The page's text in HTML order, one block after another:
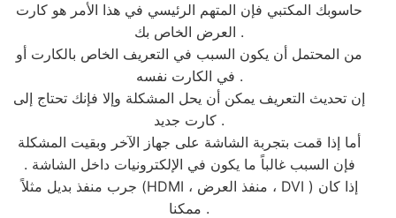
حاسوبك المكتبي فإن المتهم الرئيسي في هذا الأمر هو كارت
العرض الخاص بك .
من المحتمل أن يكون السبب في التعريف الخاص بالكارت أو
في الكارت نفسه .
إن تحديث التعريف يمكن أن يحل المشكلة وإلا فإنك تحتاج إلى
كارت جديد .
أما إذا قمت بتجربة الشاشة على جهاز الآخر وبقيت المشكلة
فإن السبب غالباً ما يكون في الإلكترونيات داخل الشاشة .
جرب منفذ بديل مثلاً (HDMI ، منفذ العرض ، DVI ) إذا كان
ممكنا .